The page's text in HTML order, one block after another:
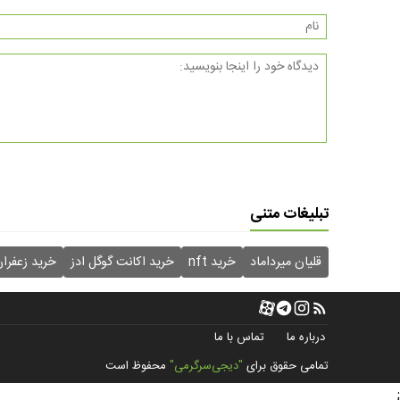
تبلیغات متنی
قلیان میرداماد خرید nft خرید اکانت گوگل ادز خرید
درباره ما
تماس با ما
تمامی حقوق برای "دیجی‌سرگرمی" محفوظ است